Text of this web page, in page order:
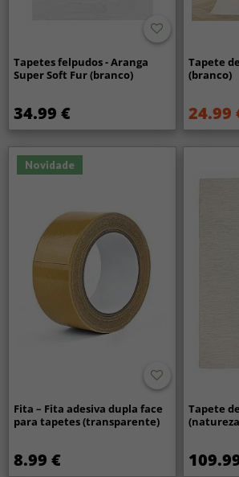
Tapetes felpudos - Aranga
Super Soft Fur (branco)
34.99 €
Tapete
(branco)
24.99
Novidade
Fita – Fita adesiva dupla face
para tapetes (transparente)
8.99 €
Tapete